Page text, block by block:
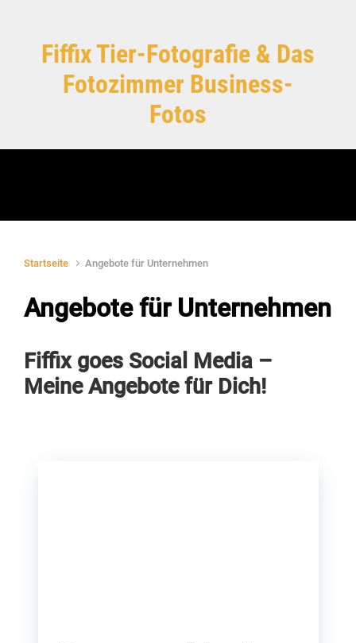
Fiffix Tier-Fotografie & Das
Fotozimmer Business-
Fotos
Startseite Angebote für Unternehmen
Angebote für Unternehmen
Fiffix goes Social Media –
Meine Angebote für Dich!